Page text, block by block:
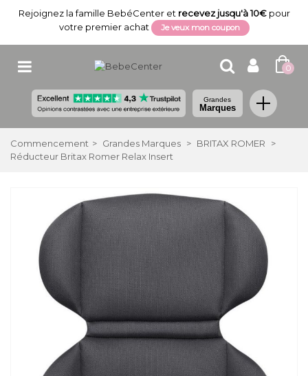
Rejoignez la famille BebéCenter et recevez jusqu'à 10€pour
votre premier achat
Je veux mon coupon
0
Grandes
Marques
Commencement > Grandes Marques > BRITAX ROMER
>
Réducteur Britax Romer Relax Insert